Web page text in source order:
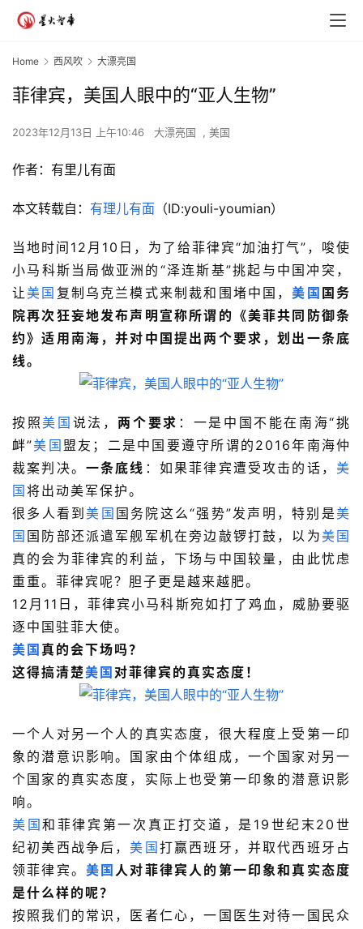
Home 西风吹 大漂亮国
菲律宾，美国人眼中的“亚人生物”
2023年12月13日 上午10:46 大漂亮国 , 美国
作者： 有里儿有面
本文转载自： 有理儿有面 （ID:youli-youmian）
当地时间12月10日，为了给菲律宾“加油打气”，唆使
小马科斯当局做亚洲的“泽连斯基”挑起与中国冲突，
让美国 复制乌克兰模式来制裁和围堵中国，美国 国务
院再次狂妄地发布声明宣称所谓的《美菲共同防御条
约》适用南海，并对中国提出两个要求，划出一条底
线。
按照美国 说法， 两个要求 ：一是中国不能在南海“挑
衅”美国 盟友；二是中国要遵守所谓的2016年南海仲
裁案判决。 一条底线 ：如果菲律宾遭受攻击的话，美
国 将出动美军保护。
很多人看到美国 国务院这么“强势”发声明，特别是美
国 国防部还派遣军舰军机在旁边敲锣打鼓，以为美国
真的会为菲律宾的利益，下场与中国较量，由此忧虑
重重。菲律宾呢？胆子更是越来越肥。
12月11日，菲律宾小马科斯宛如打了鸡血，威胁要驱
逐中国驻菲大使。
美国 真的会下场吗？
这得搞清楚美国 对菲律宾的真实态度！
一个人对另一个人的真实态度，很大程度上受第一印
象的潜意识影响。国家由个体组成，一个国家对另一
个国家的真实态度，实际上也受第一印象的潜意识影
响。
美国和菲律宾第一次真正打交道，是19世纪末20世
纪初美西战争后，美国 打赢西班牙，并取代西班牙占
领菲律宾。 美国 人对菲律宾人的第一印象和真实态度
是什么样的呢？
按照我们的常识，医者仁心，一国医生对待一国民众